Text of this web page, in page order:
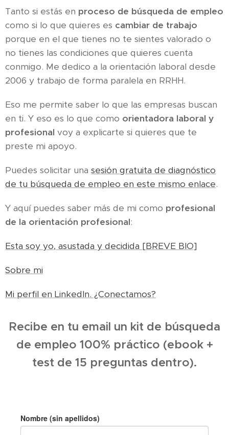
Tanto si estás en proceso de búsqueda de empleo
como si lo que quieres es cambiar de trabajo
porque en el que tienes no te sientes valorado o
no tienes las condiciones que quieres cuenta
conmigo. Me dedico a la orientación laboral desde
2006 y trabajo de forma paralela en RRHH.
Eso me permite saber lo que las empresas buscan
en ti. Y eso es lo que como orientadora laboral y
profesional voy a explicarte si quieres que te
preste mi apoyo.
Puedes solicitar una sesión gratuita de diagnóstico
de tu búsqueda de empleo en este mismo enlace.
Y aquí puedes saber más de mi como profesional
de la orientación profesional:
Esta soy yo, asustada y decidida [BREVE BIO]
Sobre mi
Mi perfil en LinkedIn. ¿Conectamos?
Recibe en tu email un kit de búsqueda
de empleo 100% práctico (ebook +
test de 15 preguntas dentro).